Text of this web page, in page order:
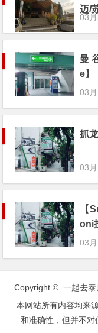
迈/
03
曼
e】
03
抓
03
【
oni
03
Copyright © 一起去泰
本网站所有内容均来
和准确性，但并不对